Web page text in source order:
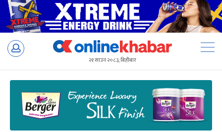
Skip
२१ साउन २०८३, बिहीबार